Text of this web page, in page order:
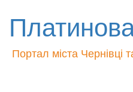
Портал міста Чернівці